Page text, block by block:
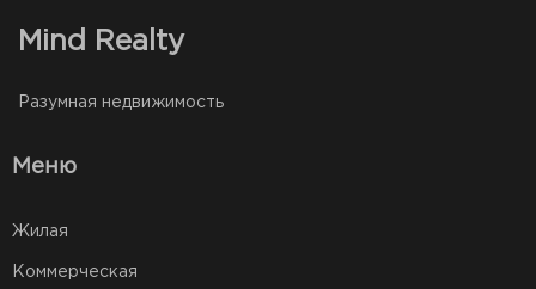
Mind Realty
Разумная недвижимость
Меню
Жилая
Коммерческая